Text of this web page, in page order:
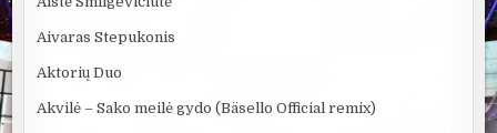
Aivaras Stepukonis
Aktorių Duo
Akvilė – Sako meilė gydo (Bäsello Official remix)